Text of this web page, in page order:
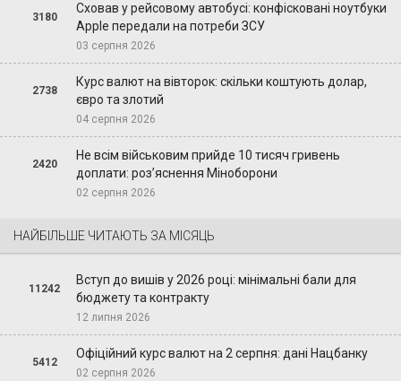
3180
Сховав у рейсовому автобусі: конфісковані ноутбуки
Apple передали на потреби ЗСУ
03 серпня 2026
2738
Курс валют на вівторок: скільки коштують долар,
євро та злотий
04 серпня 2026
2420
Не всім військовим прийде 10 тисяч гривень
доплати: роз’яснення Міноборони
02 серпня 2026
НАЙБІЛЬШЕ ЧИТАЮТЬ ЗА МІСЯЦЬ
11242
Вступ до вишів у 2026 році: мінімальні бали для
бюджету та контракту
12 липня 2026
5412
Офіційний курс валют на 2 серпня: дані Нацбанку
02 серпня 2026